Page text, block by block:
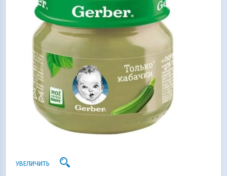
УВЕЛИЧИТЬ